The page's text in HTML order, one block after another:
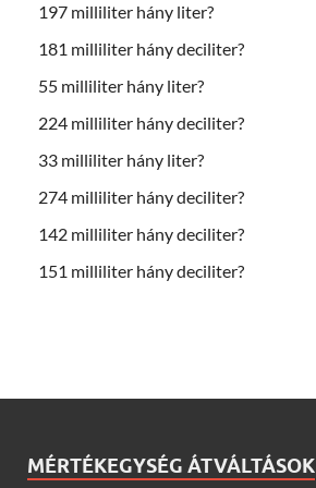
197 milliliter hány liter?
181 milliliter hány deciliter?
55 milliliter hány liter?
224 milliliter hány deciliter?
33 milliliter hány liter?
274 milliliter hány deciliter?
142 milliliter hány deciliter?
151 milliliter hány deciliter?
MÉRTÉKEGYSÉG ÁTVÁLTÁSOK